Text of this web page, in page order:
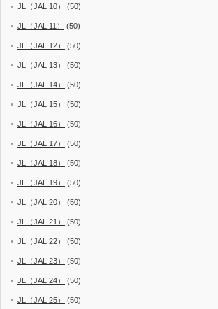
JL（JAL 10） (50)
JL（JAL 11） (50)
JL（JAL 12） (50)
JL（JAL 13） (50)
JL（JAL 14） (50)
JL（JAL 15） (50)
JL（JAL 16） (50)
JL（JAL 17） (50)
JL（JAL 18） (50)
JL（JAL 19） (50)
JL（JAL 20） (50)
JL（JAL 21） (50)
JL（JAL 22） (50)
JL（JAL 23） (50)
JL（JAL 24） (50)
JL（JAL 25） (50)